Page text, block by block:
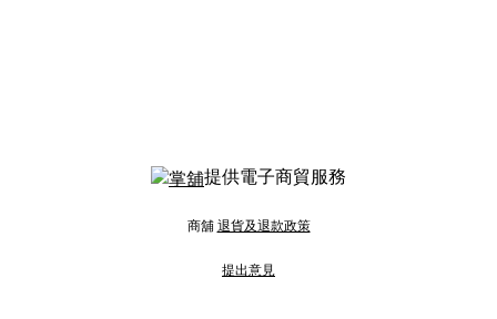
提供電子商貿服務
商舖 退貨及退款政策
提出意見